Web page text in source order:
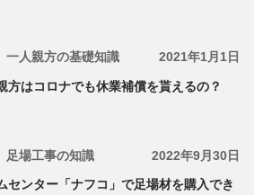
一人親方の基礎知識 2021年1月1日
方はコロナでも休業補償を貰えるの？
足場工事の知識 2022年9月30日
センター「ナフコ」で足場材を購入でき